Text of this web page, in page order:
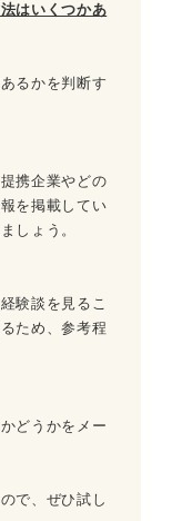
はいくつかあ
るかを判断す
携企業やどの
を掲載してい
しょう。
験談を見るこ
ため、参考程
どうかをメー
で、ぜひ試し